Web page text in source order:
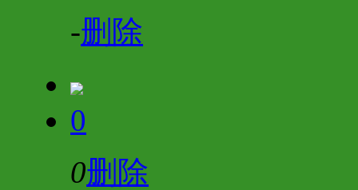
-删除
0
0删除